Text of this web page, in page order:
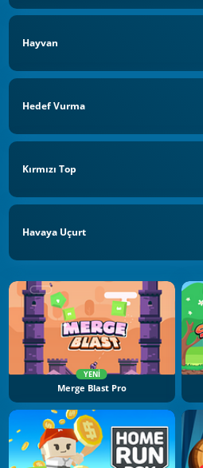
Hayvan
Hedef Vurma
Kırmızı Top
Havaya Uçurt
YENI
Merge Blast Pro